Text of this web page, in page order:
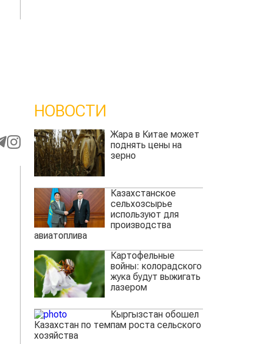
НОВОСТИ
Жара в Китае может
поднять цены на
зерно
Казахстанское
сельхозсырье
используют для
производства
авиатоплива
Картофельные
войны: колорадского
жука будут выжигать
лазером
Кыргызстан обошел
Казахстан по темпам роста сельского
хозяйства